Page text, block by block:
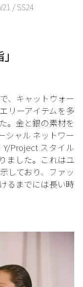
/ SS24
、キャットウォー
リーアイテムを多
。金と銀の素材を
シャル ネットワー
Project スタイル
ました。これはユ
しており、ファッ
るまでには長い時